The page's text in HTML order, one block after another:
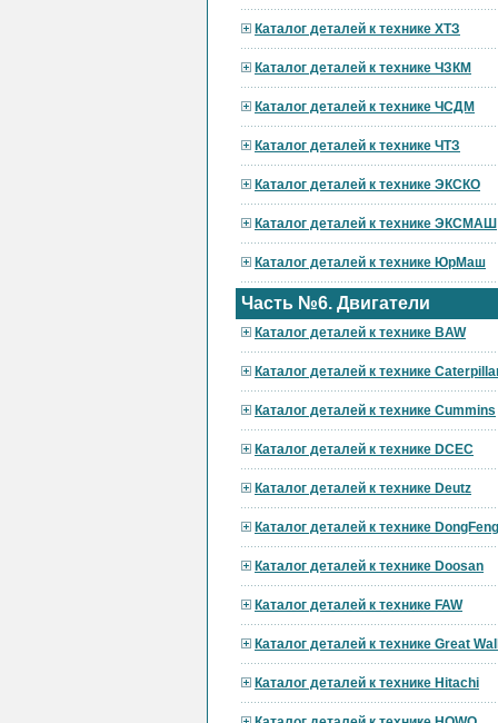
Каталог деталей к технике ХТЗ
Каталог деталей к технике ЧЗКМ
Каталог деталей к технике ЧСДМ
Каталог деталей к технике ЧТЗ
Каталог деталей к технике ЭКСКО
Каталог деталей к технике ЭКСМАШ
Каталог деталей к технике ЮрМаш
Часть №6. Двигатели
Каталог деталей к технике BAW
Каталог деталей к технике
Каталог деталей к технике Cummins
Каталог деталей к технике DCEC
Каталог деталей к технике Deutz
Каталог деталей к технике DongFeng
Каталог деталей к технике Doosan
Каталог деталей к технике FAW
Каталог деталей к технике Great
Каталог деталей к технике Hitachi